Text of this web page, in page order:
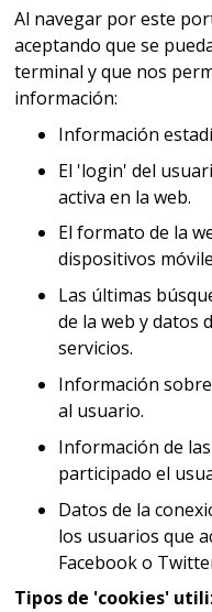
Al navegar por este
aceptando que se
terminal y que nos
información:
Información
El 'login' del
activa en la web.
El formato de la
dispositivos
Las últimas
de la web y datos
servicios.
Información
al usuario.
Información de
participado el
Datos de la
los usuarios que
Facebook o
Tipos de 'cookies'